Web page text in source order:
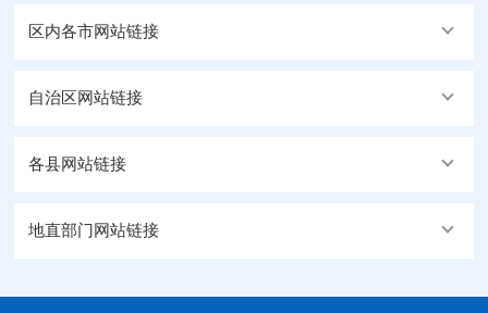
区内各市网站链接
自治区网站链接
各县网站链接
地直部门网站链接